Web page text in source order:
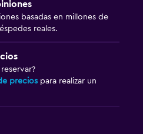
basadas en millones de
reales.
precios para realizar un